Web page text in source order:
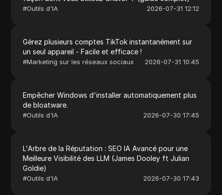
#Outils d'IA 2026-07-31 12:12
Gérez plusieurs comptes TikTok instantanément sur
un seul appareil - Facile et efficace !
#Marketing sur les réseaux sociaux 2026-07-31 10:45
Empêcher Windows d'installer automatiquement plus
de bloatware.
#Outils d'IA 2026-07-30 17:45
L'Arbre de la Réputation : SEO IA Avancé pour une
Meilleure Visibilité des LLM (James Dooley ft Julian
Goldie)
#Outils d'IA 2026-07-30 17:43